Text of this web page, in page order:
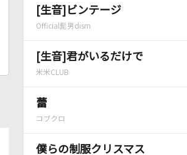
[生音]ビンテージ
Official髭男dism
[生音]君がいるだけで
米米CLUB
蕾
コブクロ
僕らの制服クリスマス